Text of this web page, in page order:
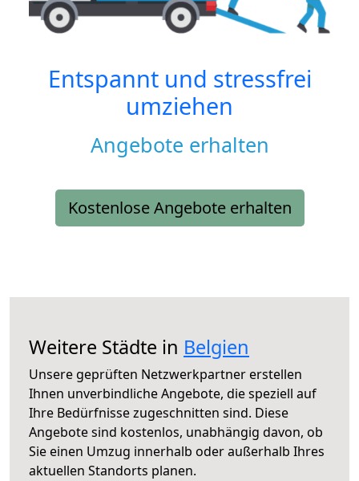
Entspannt und stressfrei
umziehen
Angebote erhalten
Kostenlose Angebote erhalten
Weitere Städte in Belgien
Unsere geprüften Netzwerkpartner erstellen
Ihnen unverbindliche Angebote, die speziell auf
Ihre Bedürfnisse zugeschnitten sind. Diese
Angebote sind kostenlos, unabhängig davon, ob
Sie einen Umzug innerhalb oder außerhalb Ihres
aktuellen Standorts planen.